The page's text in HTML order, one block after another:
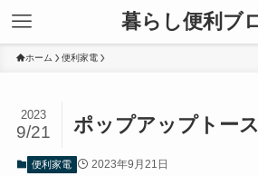
暮らし便利ブ
ホーム 便利家電
ポップアップトー
2023
9/21
便利家電 2023年9月21日